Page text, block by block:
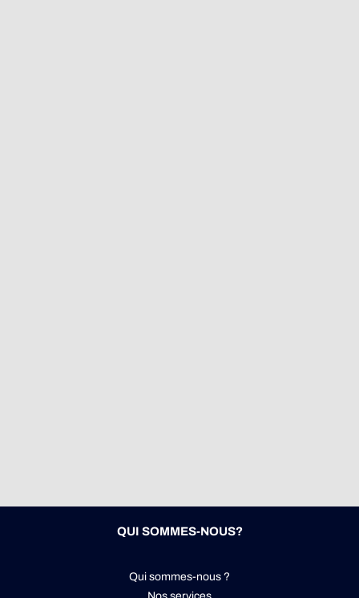
QUI SOMMES-NOUS?
Qui sommes-nous ?